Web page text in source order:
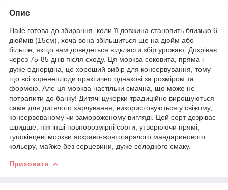
Опис
Halle готова до збирання, коли її довжина становить близько 6
дюймів (15см), хоча вона збільшиться ще на дюйм або
більше, якщо вам доведеться відкласти збір урожаю. Дозріває
через 75-85 днів після сходу. Ця морква соковита, пряма і
дуже однорідна, це хороший вибір для консервування, тому
що всі коренеплоди практично однакові за розміром та
формою. Але ця морква настільки смачна, що може не
потрапити до банку! Дитячі цукерки традиційно вирощуються
саме для дитячого харчування, використовуються у свіжому,
консервованому чи замороженому вигляді. Цей сорт дозріває
швидше, ніж інші повнорозмірні сорти, утворюючи прямі,
тупокінцеві моркви яскраво-жовтогарячого мандаринового
кольору, майже без серцевини, дуже солодкого смаку.
Приховати